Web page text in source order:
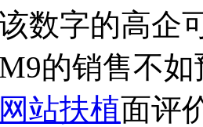
数字的高企
的销售不
站扶植面评